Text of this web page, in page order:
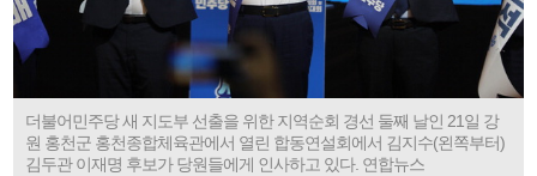
더불어민주당 새 지도부 선출을 위한 지역순회 경선 둘째 날인 21일 강
원 홍천군 홍천종합체육관에서 열린 합동연설회에서 김지수(왼쪽부터)
김두관 이재명 후보가 당원들에게 인사하고 있다. 연합뉴스